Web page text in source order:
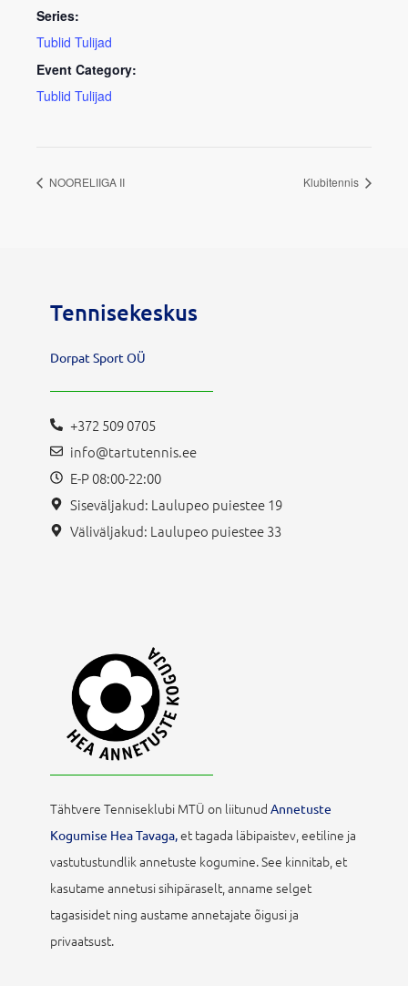
Series:
Tublid Tulijad
Event Category:
Tublid Tulijad
NOORELIIGA II Klubitennis
Tennisekeskus
Dorpat Sport OÜ
+372 509 0705
info@tartutennis.ee
E-P 08:00-22:00
Siseväljakud: Laulupeo puiestee 19
Väliväljakud: Laulupeo puiestee 33
Tähtvere Tenniseklubi MTÜ on liitunud Annetuste
Kogumise Hea Tavaga,et tagada läbipaistev, eetiline ja
vastutustundlik annetuste kogumine. See kinnitab, et
kasutame annetusi sihipäraselt, anname selget
tagasisidet ning austame annetajate õigusi ja
privaatsust.